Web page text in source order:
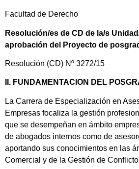
Facultad de Derecho
Resolución/es de CD de la/s
aprobación del Proyecto de
Resolución (CD) Nº 3272/15
II. FUNDAMENTACION DEL
La Carrera de Especialización en
Empresas focaliza la gestión
que se desempeñan en ámbito
de abogados internos como de
aportando sus conocimientos en las
Comercial y de la Gestión de